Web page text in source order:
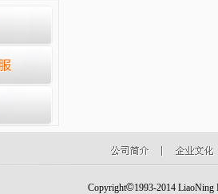
Copyright©1993-2014 LiaoNing